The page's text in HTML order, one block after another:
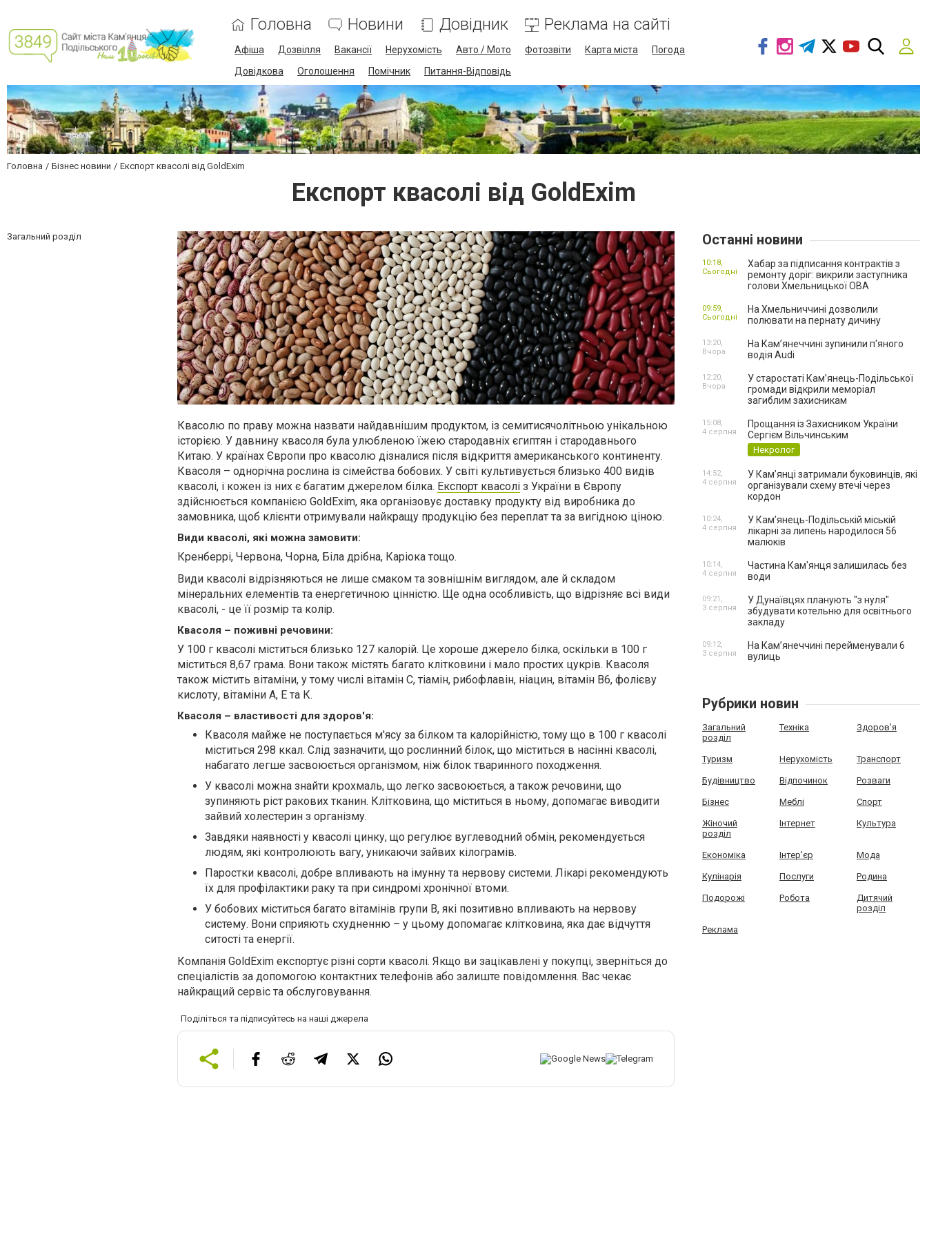
Головна Новини Довідник Реклама на сайті
Афіша Дозвілля Вакансії Нерухомість Авто / Мото Фотозвіти Карта міста
Погода
Довідкова
Оголошення Помічник Питання-Відповідь
Головна Бізнес новини Експорт квасолі від GoldExim
Експорт квасолі від GoldExim
Загальний розділ
Квасолю по праву можна назвати найдавнішим продуктом, із семитисячолітньою унікальною
історією. У давнину квасоля була улюбленою їжею стародавніх єгиптян і стародавнього
Китаю. У країнах Європи про квасолю дізналися після відкриття американського континенту.
Квасоля – однорічна рослина із сімейства бобових. У світі культивується близько 400 видів
квасолі, і кожен із них є багатим джерелом білка. Експорт квасолі з України в Європу
здійснюється компанією GoldExim, яка організовує доставку продукту від виробника до
замовника, щоб клієнти отримували найкращу продукцію без переплат та за вигідною ціною.
Види квасолі, які можна замовити:
Кренберрі, Червона, Чорна, Біла дрібна, Каріока тощо.
Види квасолі відрізняються не лише смаком та зовнішнім виглядом, але й складом
мінеральних елементів та енергетичною цінністю. Ще одна особливість, що відрізняє всі види
квасолі, - це її розмір та колір.
Квасоля – поживні речовини:
У 100 г квасолі міститься близько 127 калорій. Це хороше джерело білка, оскільки в 100 г
міститься 8,67 грама. Вони також містять багато клітковини і мало простих цукрів. Квасоля
також містить вітаміни, у тому числі вітамін С, тіамін, рибофлавін, ніацин, вітамін В6, фолієву
кислоту, вітаміни А, Е та К.
Квасоля – властивості для здоров'я:
Квасоля майже не поступається м'ясу за білком та калорійністю, тому що в 100 г квасолі
міститься 298 ккал. Слід зазначити, що рослинний білок, що міститься в насінні квасолі,
набагато легше засвоюється організмом, ніж білок тваринного походження.
У квасолі можна знайти крохмаль, що легко засвоюється, а також речовини, що
зупиняють ріст ракових тканин. Клітковина, що міститься в ньому, допомагає виводити
зайвий холестерин з організму.
Завдяки наявності у квасолі цинку, що регулює вуглеводний обмін, рекомендується
людям, які контролюють вагу, уникаючи зайвих кілограмів.
Паростки квасолі, добре впливають на імунну та нервову системи. Лікарі рекомендують
їх для профілактики раку та при синдромі хронічної втоми.
У бобових міститься багато вітамінів групи В, які позитивно впливають на нервову
систему. Вони сприяють схудненню – у цьому допомагає клітковина, яка дає відчуття
ситості та енергії.
Компанія GoldExim експортує різні сорти квасолі. Якщо ви зацікавлені у покупці, зверніться до
спеціалістів за допомогою контактних телефонів або залиште повідомлення. Вас чекає
найкращий сервіс та обслуговування.
Поділіться та підписуйтесь на наші джерела
Останні новини
Хабар за підписання контрактів з
ремонту доріг: викрили заступника
голови Хмельницької ОВА
10:18,
Сьогодні
На Хмельниччині дозволили
полювати на пернату дичину
09:59,
Сьогодні
На Камʼянеччині зупинили п'яного
водія Audi
13:20,
Вчора
У старостаті Кам’янець-Подільської
громади відкрили меморіал
загиблим захисникам
12:20,
Вчора
Прощання із Захисником України
Сергієм Вільчинським
Некролог
15:08,
4 серпня
У Кам’янці затримали буковинців, які
організували схему втечі через
кордон
14:52,
4 серпня
У Кам’янець-Подільській міській
лікарні за липень народилося 56
малюків
10:24,
4 серпня
Частина Кам'янця залишилась без
води
10:14,
4 серпня
У Дунаївцях планують "з нуля"
збудувати котельню для освітнього
закладу
09:21,
3 серпня
На Камʼянеччині перейменували 6
вулиць
09:12,
3 серпня
Рубрики новин
Загальний
розділ
Техніка Здоров'я
Туризм Нерухомість Транспорт
Будівництво Відпочинок Розваги
Бізнес Меблі Спорт
Жіночий
розділ
Інтернет Культура
Економіка Інтер'єр Мода
Кулінарія Послуги Родина
Подорожі Робота
Дитячий
розділ
Реклама